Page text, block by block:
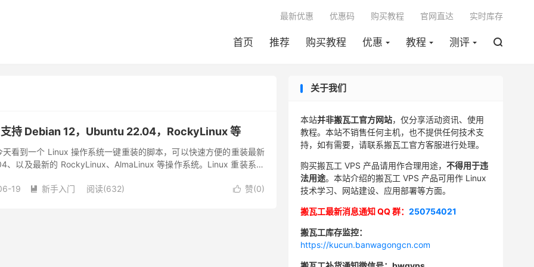
首页 推荐 购买教程 优惠 教程 测评 
最新优惠 优惠码 购买教程 官网直达 实时库存
持 Debian 12，Ubuntu 22.04，RockyLinux 等
看到一个 Linux 操作系统一键重装的脚本，可以快速方便的重装最新
、以及最新的 RockyLinux、AlmaLinux 等操作系统。Linux 重装系统
19  新手入门 阅读(632)  赞(0)
关于我们
本站并非搬瓦工官方网站，仅分享活动资讯、使用
教程。本站不销售任何主机，也不提供任何技术支
持，如有需要，请联系搬瓦工官方客服进行处理。
购买搬瓦工 VPS 产品请用作合理用途， 不得用于违
法用途。本站介绍的搬瓦工 VPS 产品可用作 Linux
技术学习、网站建设、应用部署等方面。
搬瓦工最新消息通知 QQ 群： 250754021
搬瓦工库存监控：
https://kucun.banwagongcn.com